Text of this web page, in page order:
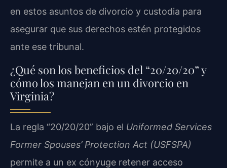
en estos asuntos de divorcio y custodia para
asegurar que sus derechos estén protegidos
ante ese tribunal.
¿Qué son los beneficios del “20/20/20” y
cómo los manejan en un divorcio en
Virginia?
La regla “20/20/20” bajo el Uniformed Services
Former Spouses’ Protection Act (USFSPA)
permite a un ex cónyuge retener acceso